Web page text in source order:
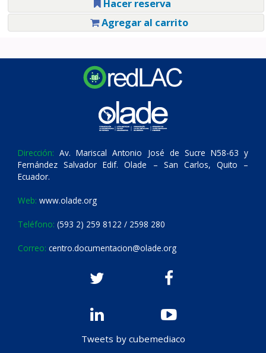
Hacer reserva
Agregar al carrito
Dirección: Av. Mariscal Antonio José de Sucre N58-63 y
Fernández Salvador Edif. Olade – San Carlos, Quito –
Ecuador.
Web: www.olade.org
Teléfono: (593 2) 259 8122 / 2598 280
Correo: centro.documentacion@olade.org
Tweets by cubemediaco